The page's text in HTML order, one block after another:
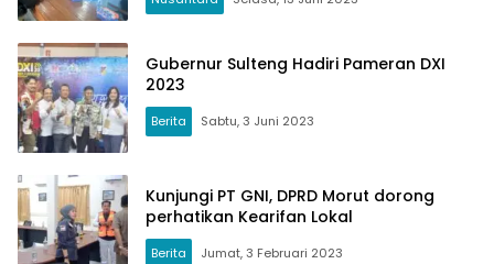
Gubernur Sulteng Hadiri Pameran DXI
2023
Berita Sabtu, 3 Juni 2023
Kunjungi PT GNI, DPRD Morut dorong
perhatikan Kearifan Lokal
Berita Jumat, 3 Februari 2023